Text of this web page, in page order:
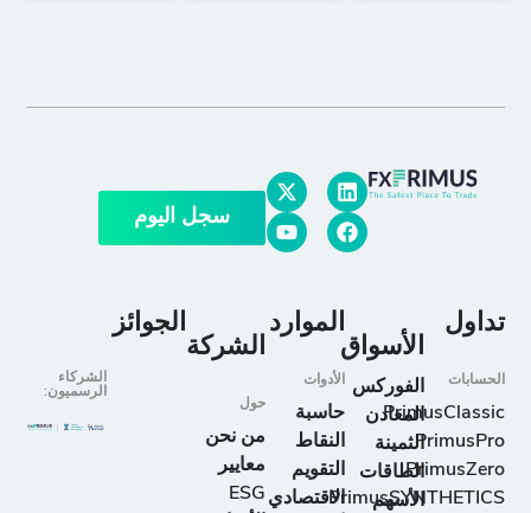
سجل اليوم
تداول
الحسابات
PrimusClassic
PrimusPro
PrimusZero
PrimusSYNTHETICS
الأسواق
الفوركس
المعادن
الثمينة
الطاقات
الأسهم
الموارد
الأدوات
حاسبة
النقاط
التقويم
الاقتصادي
الشركة
حول
من نحن
معايير
ESG
الجوائز
الشركاء
الرسميون: